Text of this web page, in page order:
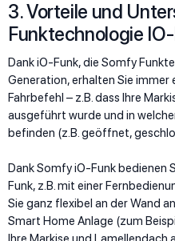
3. Vorteile und
Funktechnologie
Dank iO-Funk, die Somfy
Generation, erhalten Sie immer
Fahrbefehl – z.B. dass Ihre
ausgeführt wurde und in
befinden (z.B. geöffnet,
Dank Somfy iO-Funk bedienen
Funk, z.B. mit einer
Sie ganz flexibel an der Wand
Smart Home Anlage (zum